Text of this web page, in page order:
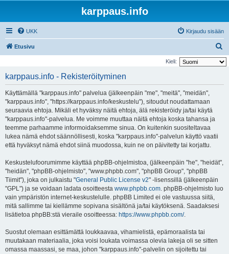
karppaus.info
UKK Kirjaudu sisään
Etusivu
t
Kieli:
karppaus.info - Rekisteröityminen
Käyttämällä "karppaus.info" palvelua (jälkeenpäin "me", "meitä", "meidän",
"karppaus.info", "https://karppaus.info/keskustelu"), sitoudut noudattamaan
seuraavia ehtoja. Mikäli et hyväksy näitä ehtoja, älä rekisteröidy ja/tai käytä
"karppaus.info"-palvelua. Me voimme muuttaa näitä ehtoja koska tahansa ja
teemme parhaamme informoidaksemme sinua. On kuitenkin suositeltavaa
lukea nämä ehdot säännöllisesti, koska "karppaus.info"-palvelun käyttö vaatii
että hyväksyt nämä ehdot siinä muodossa, kuin ne on päivitetty tai korjattu.
Keskustelufoorumimme käyttää phpBB-ohjelmistoa, (jälkeenpäin "he", "heidät",
"heidän", "phpBB-ohjelmisto", "www.phpbb.com", "phpBB Group", "phpBB
Tiimit"), joka on julkaistu "General Public License v2" -lisenssillä (jälkeenpäin
"GPL") ja se voidaan ladata osoitteesta www.phpbb.com. phpBB-ohjelmisto luo
vain ympäristön internet-keskustelulle. phpBB Limited ei ole vastuussa siitä,
mitä sallimme tai kiellämme sopivana sisältönä ja/tai käytöksenä. Saadaksesi
lisätietoa phpBB:stä vieraile osoitteessa: https://www.phpbb.com/.
Suostut olemaan esittämättä loukkaavaa, vihamielistä, epämoraalista tai
muutakaan materiaalia, joka voisi loukata voimassa olevia lakeja oli se sitten
omassa maassasi, se maa, johon "karppaus.info"-palvelin on sijoitettu tai